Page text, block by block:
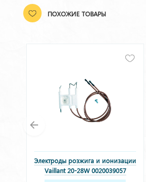
ПОХОЖИЕ ТОВАРЫ
Электроды розжига и ионизации
Vaillant 20-28W 0020039057